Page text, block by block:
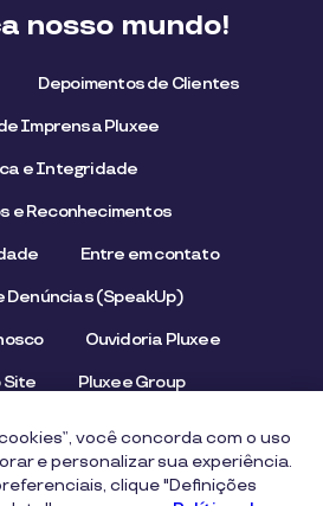
nosso mundo!
Depoimentos de Clientes
Imprensa Pluxee
e Integridade
e Reconhecimentos
Entre em contato
Denúncias (SpeakUp)
Ouvidoria Pluxee
Site Pluxee Group
você concorda com o uso
e personalizar sua experiência.
clique "Definições